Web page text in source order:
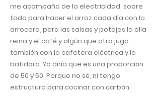
me acompaño de la electricidad, sobre
todo para hacer el arroz cada día con la
arrocera, para las salsas y potajes la olla
reina y el café y algún que otro jugo
también con la cafetera eléctrica y la
batidora. Yo diría que es una proporción
de 50 y 50. Porque no sé, ni tengo
estructura para cocinar con carbón.